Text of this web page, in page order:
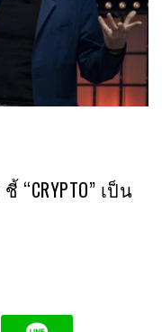
ชี้ “CRYPTO” เป็น